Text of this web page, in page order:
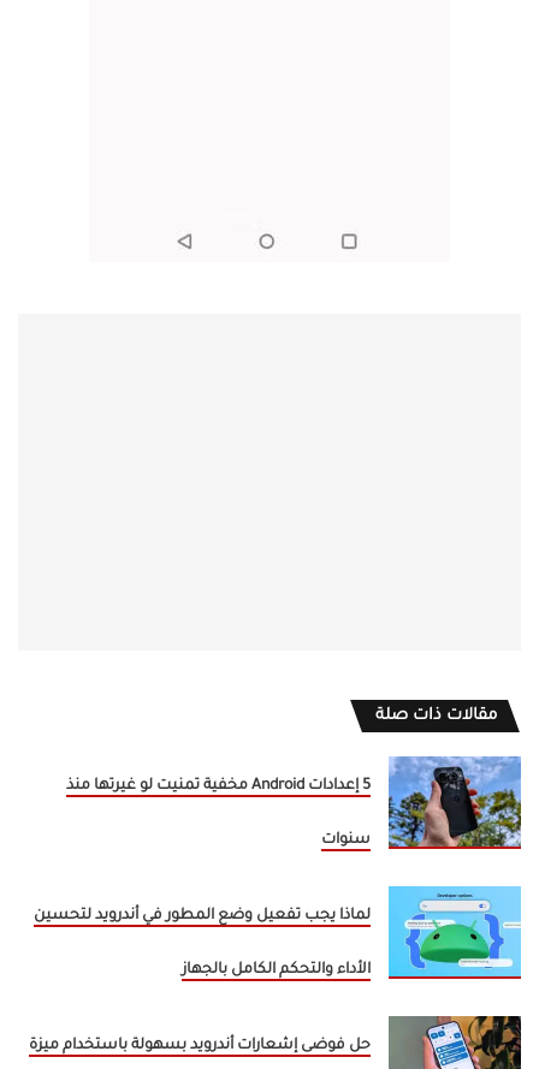
مقالات ذات صلة
5 إعدادات Android مخفية تمنيت لو غيرتها منذ
سنوات
لماذا يجب تفعيل وضع المطور في أندرويد لتحسين
الأداء والتحكم الكامل بالجهاز
حل فوضى إشعارات أندرويد بسهولة باستخدام ميزة